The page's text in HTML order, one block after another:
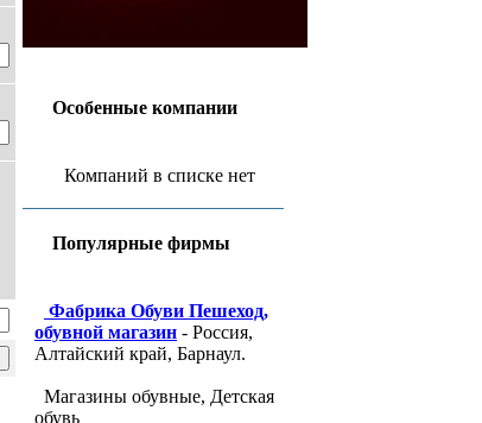
Особенные компании
Компаний в списке нет
Популярные фирмы
Фабрика Обуви Пешеход,
обувной магазин - Россия,
Алтайский край, Барнаул.
Магазины обувные, Детская
обувь